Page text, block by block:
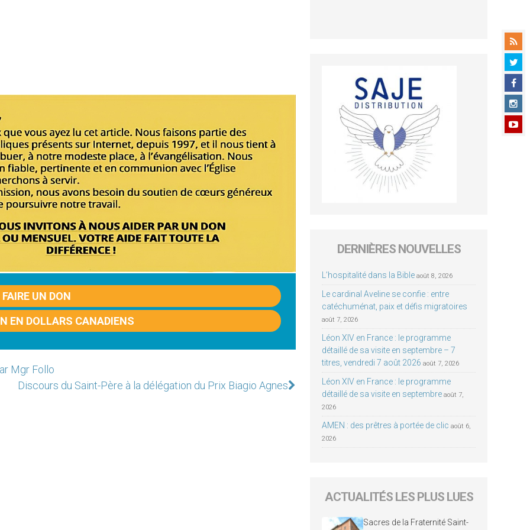
FAIRE UN DON
EN DOLLARS CANADIENS
Mgr Follo
Discours du Saint-Père à la délégation du Prix Biagio Agnes
DERNIÈRES NOUVELLES
L’hospitalité dans la Bible août 8, 2026
Le cardinal Aveline se confie : entre
catéchuménat, paix et défis migratoires
août 7, 2026
Léon XIV en France : le programme
détaillé de sa visite en septembre – 7
titres, vendredi 7 août 2026 août 7, 2026
Léon XIV en France : le programme
détaillé de sa visite en septembre août 7,
2026
AMEN : des prêtres à portée de clic août 6,
2026
ACTUALITÉS LES PLUS LUES
Sacres de la Fraternité Saint-